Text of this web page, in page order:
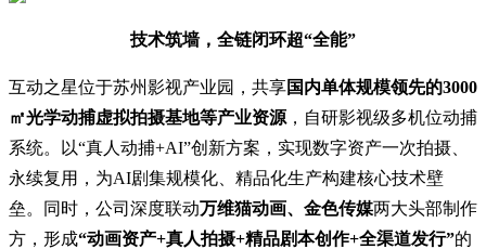
技术筑墙，全链闭环超“全能”
互动之星位于苏州影视产业园，共享国内单体规模领先的3000
㎡光学动捕虚拟拍摄基地等产业资源 ，自研影视级多机位动捕
系统。以“真人动捕+AI”创新方案，实现数字资产一次拍摄、
永续复用，为AI剧集规模化、精品化生产构建核心技术壁
垒。同时，公司深度联动万维猫动画、金色传媒两大头部制作
方，形成“动画资产+真人拍摄+精品剧本创作+全渠道发行”的